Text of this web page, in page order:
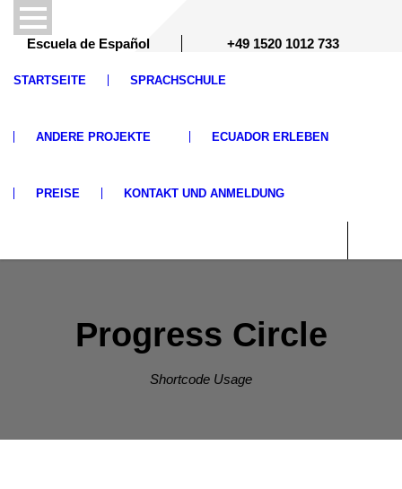
Escuela de Español +49 1520 1012 733
STARTSEITE SPRACHSCHULE
ANDERE PROJEKTE ECUADOR ERLEBEN
PREISE KONTAKT UND ANMELDUNG
Progress Circle
Shortcode Usage